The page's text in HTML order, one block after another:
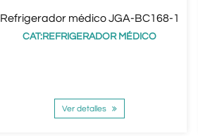
Refrigerador médico JGA-BC168-1
CAT:REFRIGERADOR MÉDICO
Ver detalles